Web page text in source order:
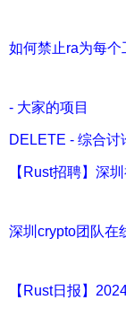
如何禁止ra为每个
- 大家的项目
DELETE - 综合讨
【Rust招聘】深
深圳crypto团队在
【Rust日报】